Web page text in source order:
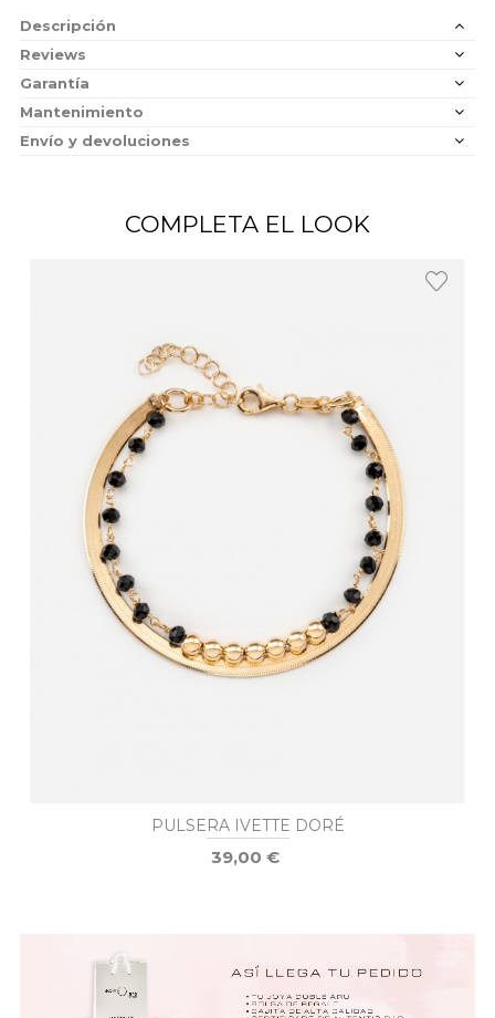
Descripción
Reviews
Garantía
Mantenimiento
Envío y devoluciones
COMPLETA EL LOOK
PULSERA IVETTE DORÉ
39,00 €